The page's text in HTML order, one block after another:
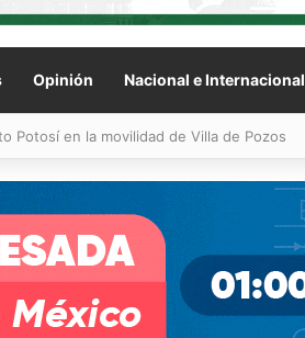
Opinión Nacional e Internacional
y de pastizales